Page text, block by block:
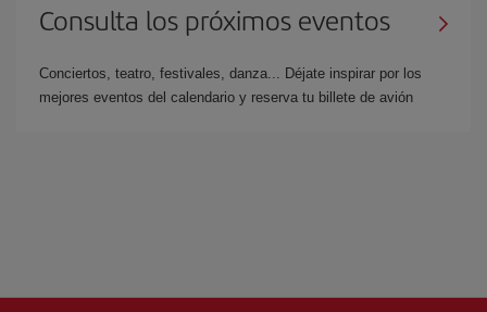
Consulta los próximos eventos
Conciertos, teatro, festivales, danza... Déjate inspirar por los
mejores eventos del calendario y reserva tu billete de avión